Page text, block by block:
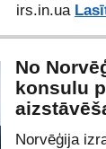
irs.in.ua
No
konsulu
Norvēģija